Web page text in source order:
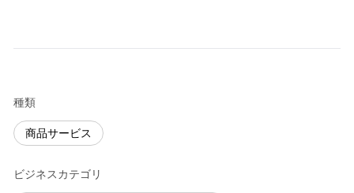
種類
商品サービス
ビジネスカテゴリ